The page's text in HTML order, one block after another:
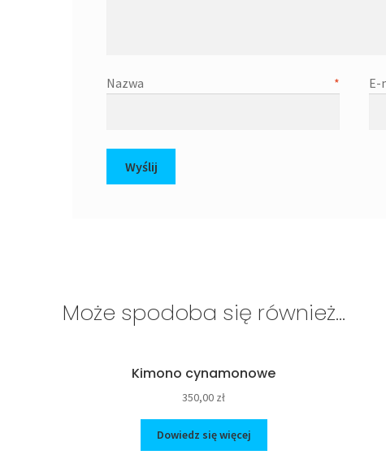
Nazwa *
Może spodoba się również…
Kimono cynamonowe
350,00 zł
Dowiedz się więcej